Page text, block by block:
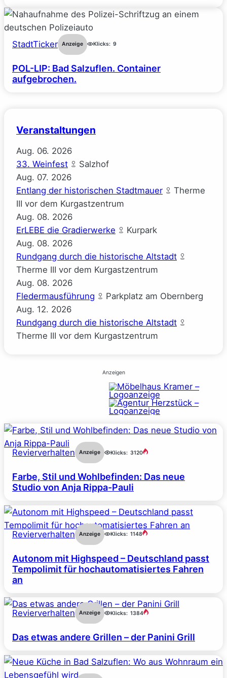
StadtTicker Anzeige Klicks: 9
POL-LIP: Bad Salzuflen. Container
aufgebrochen.
Veranstaltungen
Aug. 06. 2026
33. Weinfest
Salzhof
Aug. 07. 2026
Entlang der historischen Stadtmauer
Therme
III vor dem Kurgastzentrum
Aug. 08. 2026
ErLEBE die Gradierwerke
Kurpark
Aug. 08. 2026
Rundgang durch die historische Altstadt
Therme III vor dem Kurgastzentrum
Aug. 08. 2026
Fledermausführung
Parkplatz am Obernberg
Aug. 12. 2026
Rundgang durch die historische Altstadt
Therme III vor dem Kurgastzentrum
Anzeigen
Revierverhalten Anzeige Klicks: 3120
Farbe, Stil und Wohlbefinden: Das neue
Studio von Anja Rippa-Pauli
Revierverhalten Anzeige Klicks: 1148
Autonom mit Highspeed – Deutschland passt
Tempolimit für hochautomatisiertes Fahren
an
Revierverhalten Anzeige Klicks: 1384
Das etwas andere Grillen – der Panini Grill